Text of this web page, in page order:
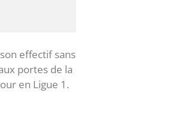
effectif sans
portes de la
en Ligue 1.